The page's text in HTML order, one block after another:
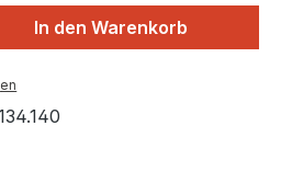
Gib den
In den Warenkorb